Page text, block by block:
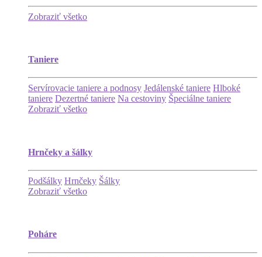
Zobraziť všetko
Taniere
Servírovacie taniere a podnosy Jedálenské taniere Hlboké
taniere Dezertné taniere Na cestoviny Špeciálne taniere
Zobraziť všetko
Hrnčeky a šálky
Podšálky Hrnčeky Šálky
Zobraziť všetko
Poháre